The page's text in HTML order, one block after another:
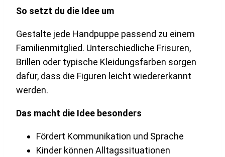
So setzt du die Idee um
Gestalte jede Handpuppe passend zu einem
Familienmitglied. Unterschiedliche Frisuren,
Brillen oder typische Kleidungsfarben sorgen
dafür, dass die Figuren leicht wiedererkannt
werden.
Das macht die Idee besonders
Fördert Kommunikation und Sprache
Kinder können Alltagssituationen